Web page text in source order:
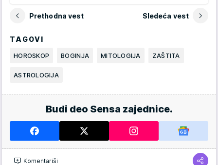
Prethodna vest Sledeća vest
TAGOVI
HOROSKOP BOGINJA MITOLOGIJA ZAŠTITA
ASTROLOGIJA
Budi deo Sensa zajednice.
Komentariši